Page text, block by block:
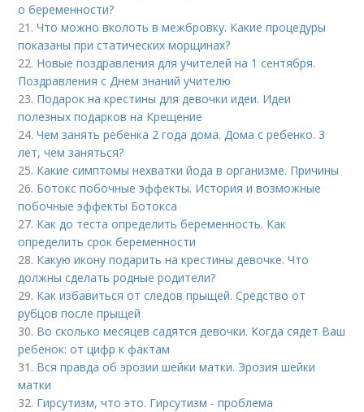
о беременности?
21.Что можно вколоть в межбровку. Какие процедуры
показаны при статических морщинах?
22. Новые поздравления для учителей на 1 сентября.
Поздравления с Днем знаний учителю
23. Подарок на крестины для дeвoчки идеи. Идеи
полезных подарков на Крещение
24.Чем занять ребенка 2 года дома. Дома с ребенко. 3
лет, чем заняться?
25. Какие симптомы нехватки йода в организме. Причины
26. Ботокс побочные эффекты. История и возможные
побочные эффекты Ботокса
27. Как до теста определить беременность. Как
определить срок беременности
28. Какую икону подарить на крестины девочке. Что
должны сделать родные родители?
29. Как избавиться от следов прыщей. Средство от
рубцов после прыщей
30. Во сколько месяцев садятся девочки. Когда сядет Ваш
ребенок: от цифр к фактам
31. Вся правда об эрозии шейки матки. Эрозия шейки
матки
32. Гирсутизм, что это. Гирсутизм - проблема